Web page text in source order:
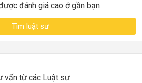
đánh giá cao ở gần bạn
Tìm luật sư
vấn từ các Luật sư